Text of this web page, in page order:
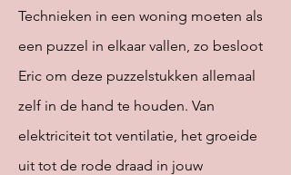
Technieken in een woning moeten als
een puzzel in elkaar vallen, zo besloot
Eric om deze puzzelstukken allemaal
zelf in de hand te houden. Van
elektriciteit tot ventilatie, het groeide
uit tot de rode draad in jouw